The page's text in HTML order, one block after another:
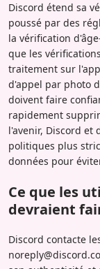
Discord étend sa
poussé par des
la vérification
que les
traitement sur
d'appel par photo
doivent faire
rapidement
l'avenir, Discord et
politiques plus
données pour
Ce que les
devraient
Discord contacte